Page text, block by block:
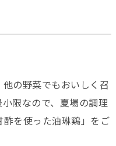
の野菜でもおいしく召
限なので、夏場の調理
を使った油琳鶏」をご